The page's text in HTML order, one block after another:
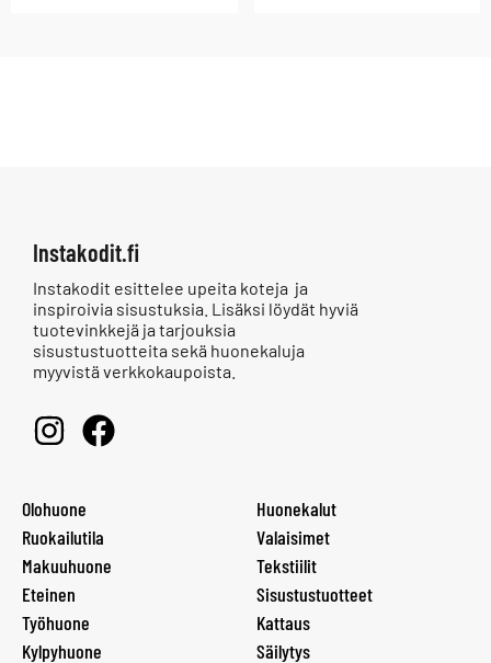
Instakodit.fi
Instakodit esittelee upeita koteja ja
inspiroivia sisustuksia. Lisäksi löydät hyviä
tuotevinkkejä ja tarjouksia
sisustustuotteita sekä huonekaluja
myyvistä verkkokaupoista.
Olohuone
Ruokailutila
Makuuhuone
Eteinen
Työhuone
Kylpyhuone
Huonekalut
Valaisimet
Tekstiilit
Sisustustuotteet
Kattaus
Säilytys